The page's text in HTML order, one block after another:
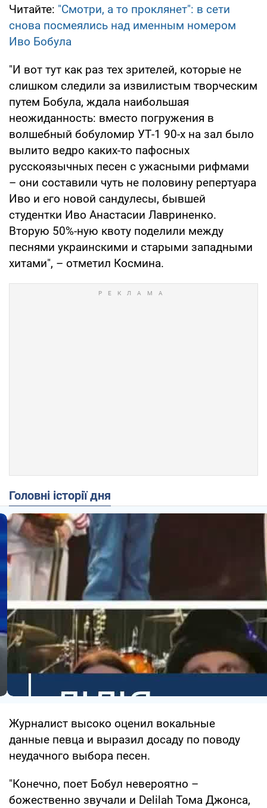
Читайте: "Смотри, а то проклянет": в сети
снова посмеялись над именным номером
Иво Бобула
"И вот тут как раз тех зрителей, которые не
слишком следили за извилистым творческим
путем Бобула, ждала наибольшая
неожиданность: вместо погружения в
волшебный бобуломир УТ-1 90-х на зал было
вылито ведро каких-то пафосных
русскоязычных песен с ужасными рифмами
– они составили чуть не половину репертуара
Иво и его новой сандулесы, бывшей
студентки Иво Анастасии Лавриненко.
Вторую 50%-ную квоту поделили между
песнями украинскими и старыми западными
хитами", – отметил Космина.
Головні історії дня
Журналист высоко оценил вокальные
данные певца и выразил досаду по поводу
неудачного выбора песен.
"Конечно, поет Бобул невероятно –
божественно звучали и Delilah Тома Джонса,